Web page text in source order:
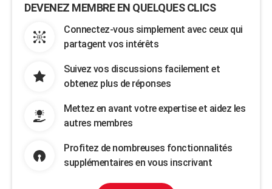
DEVENEZ MEMBRE EN QUELQUES CLICS
Connectez-vous simplement avec ceux qui
partagent vos intérêts
Suivez vos discussions facilement et
obtenez plus de réponses
Mettez en avant votre expertise et aidez les
autres membres
Profitez de nombreuses fonctionnalités
supplémentaires en vous inscrivant